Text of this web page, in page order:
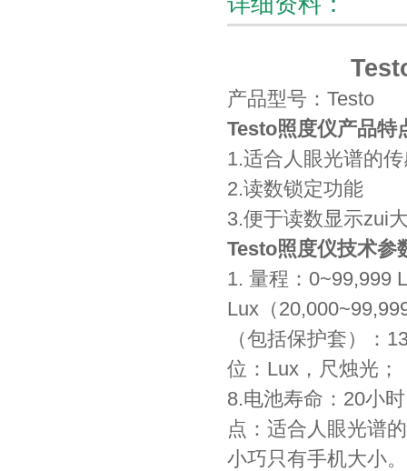
Testo照
产品型号：Testo
Testo照度仪产品特
1.适合人眼光谱的
2.读数锁定功能
3.便于读数显示zui
Testo照度仪技术参
1. 量程：0~99,999
Lux（
（包括保护套）：
位：Lux，尺烛光
8.电池寿命：20小
点：适合人眼光谱
小巧只有手机大小。